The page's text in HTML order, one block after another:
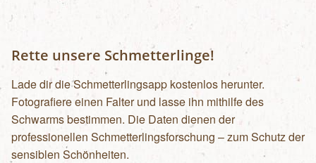
Rette unsere Schmetterlinge!
Lade dir die Schmetterlingsapp kostenlos herunter.
Fotografiere einen Falter und lasse ihn mithilfe des
Schwarms bestimmen. Die Daten dienen der
professionellen Schmetterlingsforschung – zum Schutz der
sensiblen Schönheiten.